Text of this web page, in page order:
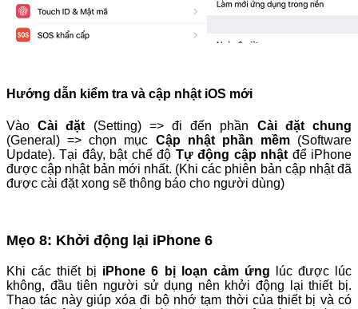
Hướng dẫn kiểm tra và cập nhật iOS mới
VàoCài đặt (Setting) => đi đến phần Cài đặt chung
(General) => chọn mục Cập nhật phần mềm(Software
Update). Tại đây, bật chế độ Tự động cập nhật để iPhone
được cập nhật bản mới nhất. (Khi các phiên bản cập nhật đã
được cài đặt xong sẽ thông báo cho người dùng)
Mẹo 8: Khởi động lại iPhone 6
Khi các thiết bị iPhone 6 bị loạn cảm ứng lúc được lúc
không, đầu tiên người sử dụng nên khởi động lại thiết bị.
Thao tác này giúp xóa đi bộ nhớ tạm thời của thiết bị và có